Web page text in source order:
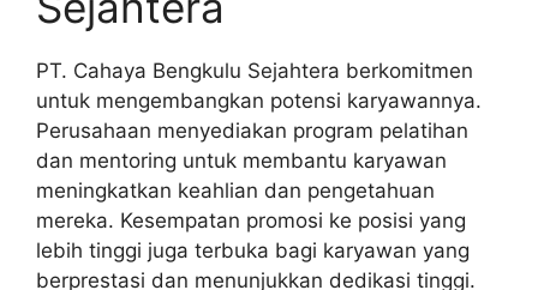
PT. Cahaya Bengkulu Sejahtera berkomitmen
untuk mengembangkan potensi karyawannya.
Perusahaan menyediakan program pelatihan
dan mentoring untuk membantu karyawan
meningkatkan keahlian dan pengetahuan
mereka. Kesempatan promosi ke posisi yang
lebih tinggi juga terbuka bagi karyawan yang
berprestasi dan menunjukkan dedikasi tinggi.